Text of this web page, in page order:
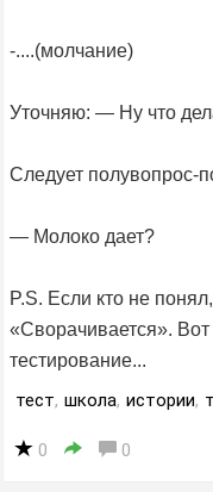
-....(молчание)
Уточняю: — Ну что
Следует полувопрос-
— Молоко дает?
P.S. Если кто не
«Сворачивается».
тестирование...
тест, школа, истории,
0 0